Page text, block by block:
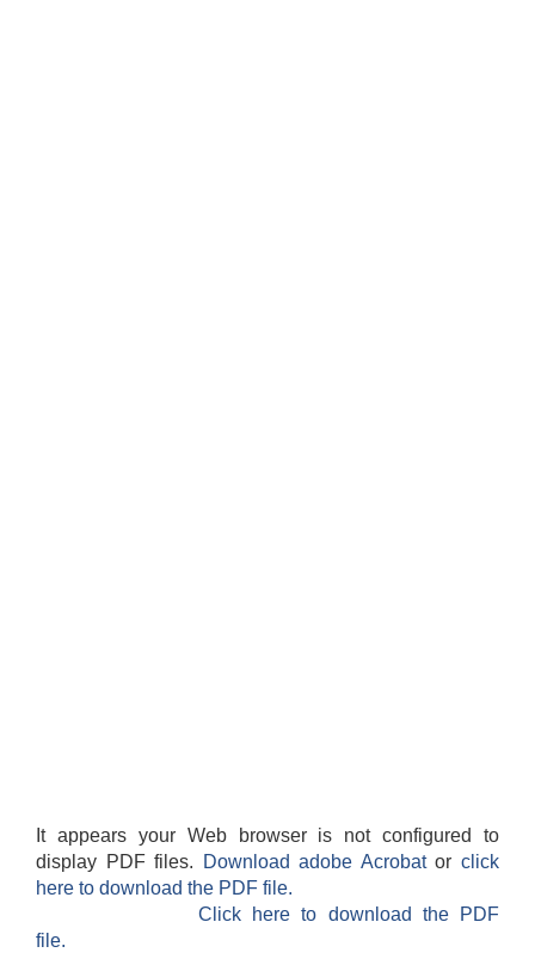
It appears your Web browser is not configured to
display PDF files.
Download adobe Acrobatorclick
here to download the PDF file.
Click here to download the PDF
file.